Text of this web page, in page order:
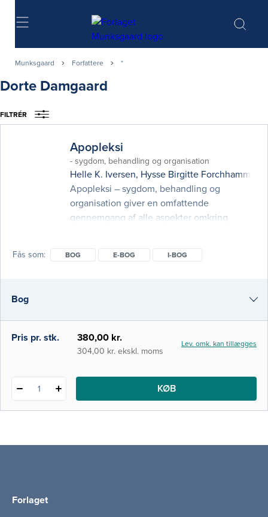
Søg
Munksgaard Forfattere *
Dorte Damgaard
FILTRÉR
Apopleksi
- sygdom, behandling og organisation
Helle K. Iversen, Hysse Birgitte Forchhammer
Apopleksi – sygdom, behandling og
organisation giver en omfattende
gennemgang af alle aspekter omkring
behandling og rehabilitering beskrives af
sig til tværfagligt personale, der vil speciali
Fås som BOG E-BOG I-BOG
Bog
e-bog
Pris pr. stk. 380,00 kr.
304,00 kr. ekskl. moms
Lev. omk. kan tillægges
1 KØB
Forlaget